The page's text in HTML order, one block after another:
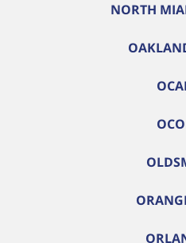
NORTH